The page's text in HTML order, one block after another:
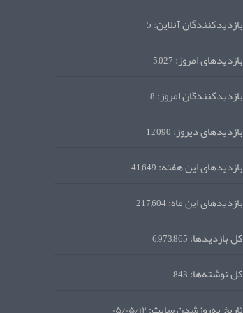
بازدیدکنندگان آنلاین:5
بازدیدهای امروز:5,027
بازدیدکنندگان امروز:8
بازدیدهای دیروز:12,090
بازدیدهای این هفته:41,649
بازدیدهای این ماه:217,604
کل بازدیدها:6,973,865
کل نوشته‌ها:843